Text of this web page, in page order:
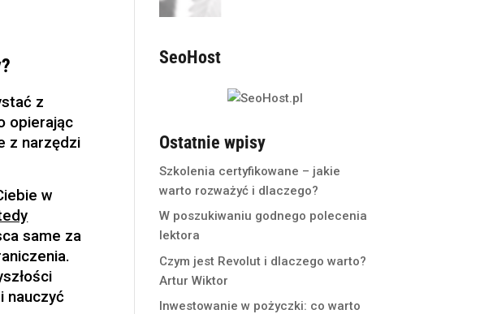
z
opierając
z narzędzi
w
same za
nauczyć
SeoHost
Ostatnie wpisy
Szkolenia certyfikowane – jakie
warto rozważyć i dlaczego?
W poszukiwaniu godnego polecenia
lektora
Czym jest Revolut i dlaczego warto?
Artur Wiktor
Inwestowanie w pożyczki: co warto